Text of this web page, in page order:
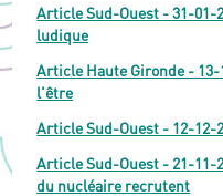
Article Sud-Ouest - 31-01-
ludique
Article Haute Gironde -
l'être
Article Sud-Ouest - 12-
Article Sud-Ouest - 21-
du nucléaire recrutent